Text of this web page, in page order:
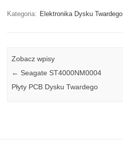
Kategoria: Elektronika Dysku Twardego
Zobacz wpisy
← Seagate ST4000NM0004
Płyty PCB Dysku Twardego